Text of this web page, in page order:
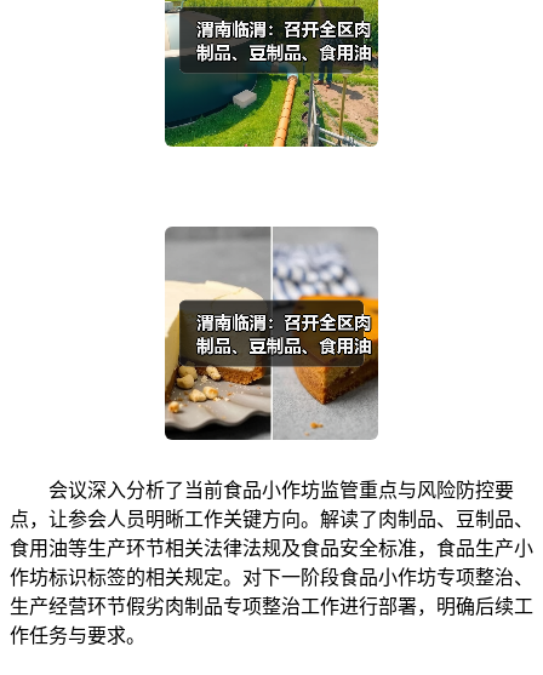
会议深入分析了当前食品小作坊监管重点与风险防控要
点，让参会人员明晰工作关键方向。解读了肉制品、豆制品、
食用油等生产环节相关法律法规及食品安全标准，食品生产小
作坊标识标签的相关规定。对下一阶段食品小作坊专项整治、
生产经营环节假劣肉制品专项整治工作进行部署，明确后续工
作任务与要求。